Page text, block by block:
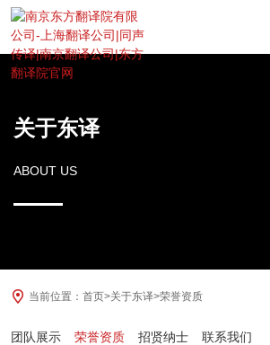
关于东译
ABOUT US
团队展示 荣誉资质 招贤纳士 联系我们
当前位置： 首页>关于东译>荣誉资质